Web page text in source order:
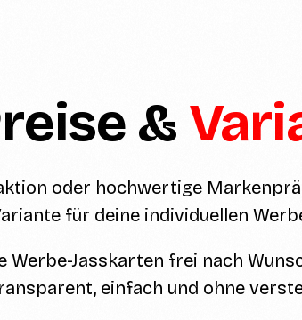
&
oder hochwertige
für deine individuellen
Werbe-Jasskarten frei nach
einfach und ohne